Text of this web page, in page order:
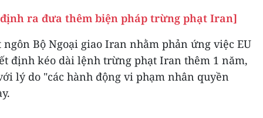
ra đưa thêm biện pháp trừng phạt Iran]
Bộ Ngoại giao Iran nhằm phản ứng việc EU
định kéo dài lệnh trừng phạt Iran thêm 1 năm,
lý do "các hành động vi phạm nhân quyền